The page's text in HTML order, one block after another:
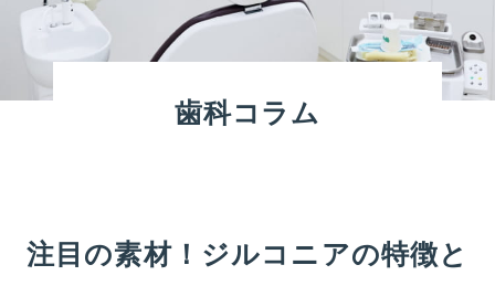
歯科コラム
注目の素材！ジルコニアの特徴と